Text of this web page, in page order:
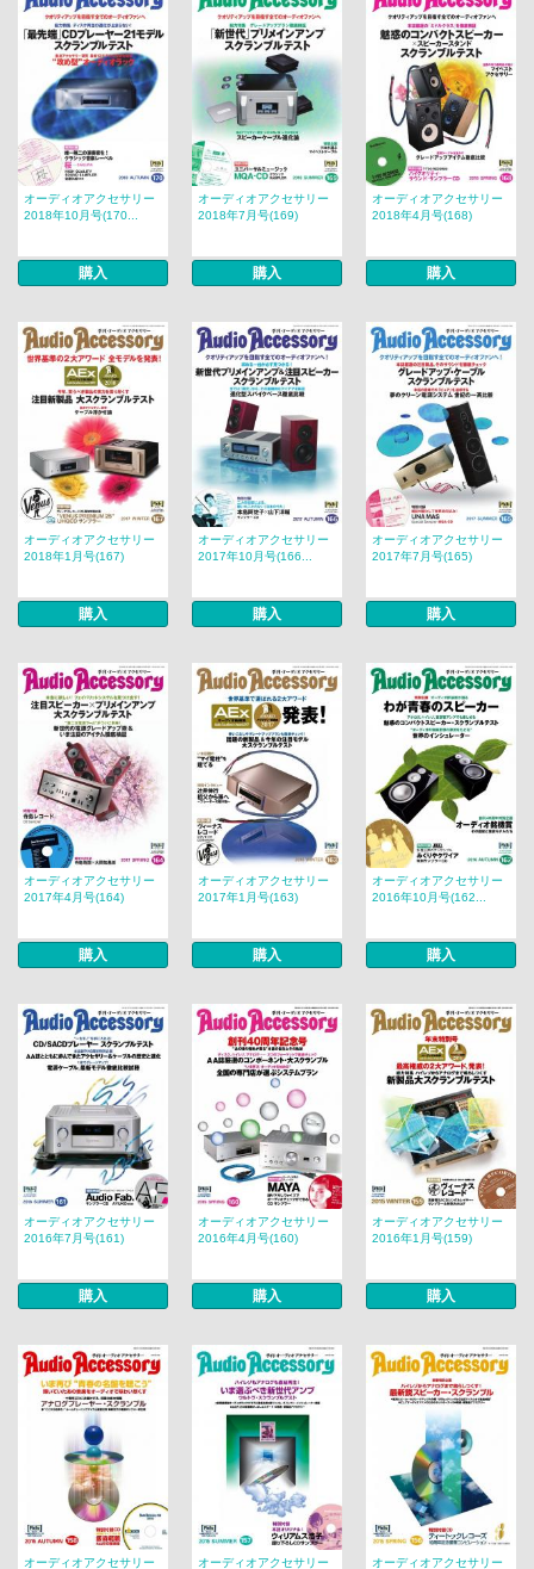
オーディオアクセサリー
2018年10月号(170...
購入
オーディオアクセサリー
2018年7月号(169)
購入
オーディオアクセサリー
2018年4月号(168)
購入
オーディオアクセサリー
2018年1月号(167)
購入
オーディオアクセサリー
2017年10月号(166...
購入
オーディオアクセサリー
2017年7月号(165)
購入
オーディオアクセサリー
2017年4月号(164)
購入
オーディオアクセサリー
2017年1月号(163)
購入
オーディオアクセサリー
2016年10月号(162...
購入
オーディオアクセサリー
2016年7月号(161)
購入
オーディオアクセサリー
2016年4月号(160)
購入
オーディオアクセサリー
2016年1月号(159)
購入
オーディオアクセサリー オーディオアクセサリー オーディオアクセサリー